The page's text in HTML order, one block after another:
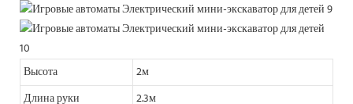
Высота
2м
Длина руки
2.3м